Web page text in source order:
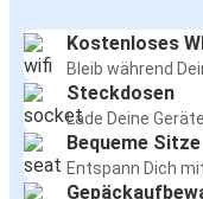
Kostenloses
Bleib während
Steckdosen
Lade Deine
Bequeme Sitze
Entspann Dich